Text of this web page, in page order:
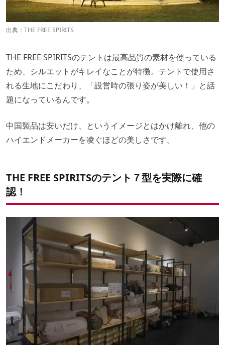
出典： THE FREE SPIRITS
THE FREE SPIRITSのテントは最高品質の素材を使っている
ため、シルエットがキレイなことが特徴。テントで使用さ
れる生地にこだわり、「設営時の張り姿が美しい！」と話
題になっているんです。
中国製品は安いだけ、というイメージとはかけ離れ、他の
ハイエンドメーカーを凌ぐほどの美しさです。
THE FREE SPIRITSのテント７型を実際に確
認！